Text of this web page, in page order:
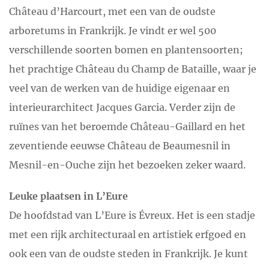
Château d’Harcourt, met een van de oudste
arboretums in Frankrijk. Je vindt er wel 500
verschillende soorten bomen en plantensoorten;
het prachtige Château du Champ de Bataille, waar je
veel van de werken van de huidige eigenaar en
interieurarchitect Jacques Garcia. Verder zijn de
ruïnes van het beroemde Château-Gaillard en het
zeventiende eeuwse Château de Beaumesnil in
Mesnil-en-Ouche zijn het bezoeken zeker waard.
Leuke plaatsen in L’Eure
De hoofdstad van L’Eure is Évreux. Het is een stadje
met een rijk architecturaal en artistiek erfgoed en
ook een van de oudste steden in Frankrijk. Je kunt